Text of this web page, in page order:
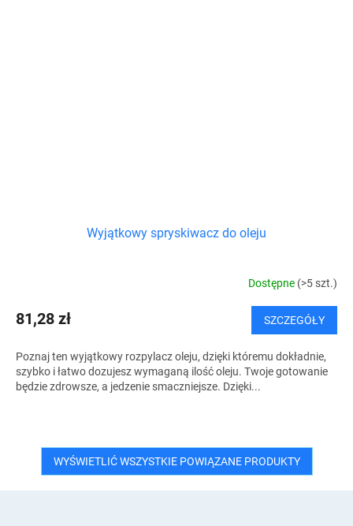
Wyjątkowy spryskiwacz do oleju
Dostępne (>5 szt.)
81,28 zł SZCZEGÓŁY
Poznaj ten wyjątkowy rozpylacz oleju, dzięki któremu dokładnie,
szybko i łatwo dozujesz wymaganą ilość oleju. Twoje gotowanie
będzie zdrowsze, a jedzenie smaczniejsze. Dzięki...
WYŚWIETLIĆ WSZYSTKIE POWIĄZANE PRODUKTY